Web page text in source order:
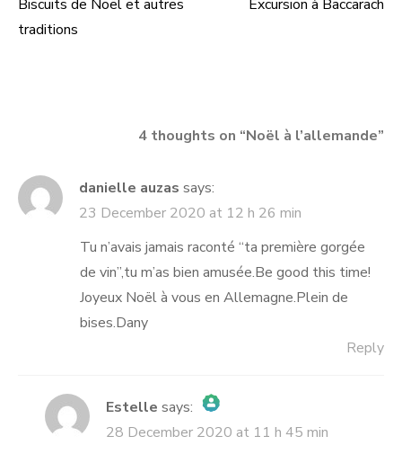
Post
Biscuits de Noël et autres
traditions
Excursion à Baccarach
4 thoughts on “Noël à l’allemande”
danielle auzas says:
23 December 2020 at 12 h 26 min
Tu n’avais jamais raconté “ta première gorgée
de vin”,tu m’as bien amusée.Be good this time!
Joyeux Noël à vous en Allemagne.Plein de
bises.Dany
Reply
Estelle says:
The Real Person Badge!
28 December 2020 at 11 h 45 min